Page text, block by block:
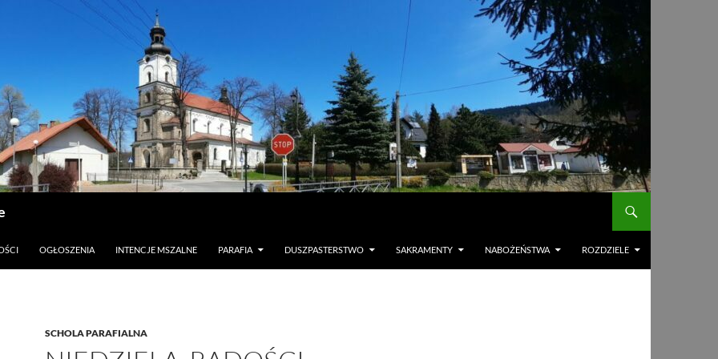
OGŁOSZENIA INTENCJE MSZALNE PARAFIA DUSZPASTERSTWO SAKRAMENTY NABOŻEŃSTWA ROZDZIELE
SCHOLA PARAFIALNA